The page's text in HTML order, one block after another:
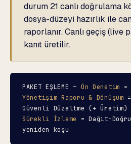
durum 21 canlı doğrulama
dosya-düzeyi hazırlık ile
raporlanır. Canlı geçiş (live
kanıt üretilir.
PAKET EŞLEME — Ön Denetim =
Yönetişim Raporu & Dönüşüm
Güvenli Düzeltme (+
Sürekli İzleme
= Dağıt-
yeniden koşu